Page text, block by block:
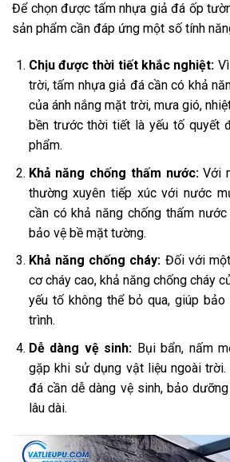
Để chọn được tấm nhựa giả đá ốp
sản phẩm cần đáp ứng một số tính
Chịu được thời tiết khắc nghiệt:
trời, tấm nhựa giả đá cần có khả
của ánh nắng mặt trời, mưa gió,
bền trước thời tiết là yếu tố quyết
phẩm.
Khả năng chống thấm nước:Với
thường xuyên tiếp xúc với nước
cần có khả năng chống thấm
bảo vệ bề mặt tường.
Khả năng chống cháy: Đối với
cơ cháy cao, khả năng chống cháy
yếu tố không thể bỏ qua, giúp
trình.
Dễ dàng vệ sinh: Bụi bẩn, nấm
gặp khi sử dụng vật liệu ngoài trời.
đá cần dễ dàng vệ sinh, bảo
lâu dài.